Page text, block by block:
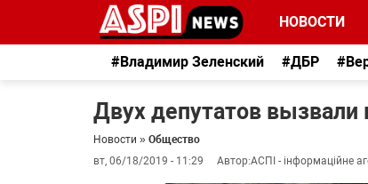
НОВОСТИ
#Владимир Зеленский #ДБР
Двух депутатов
Новости » Общество
вт, 06/18/2019 - 11:29
Автор:АСПІ - інформаційне